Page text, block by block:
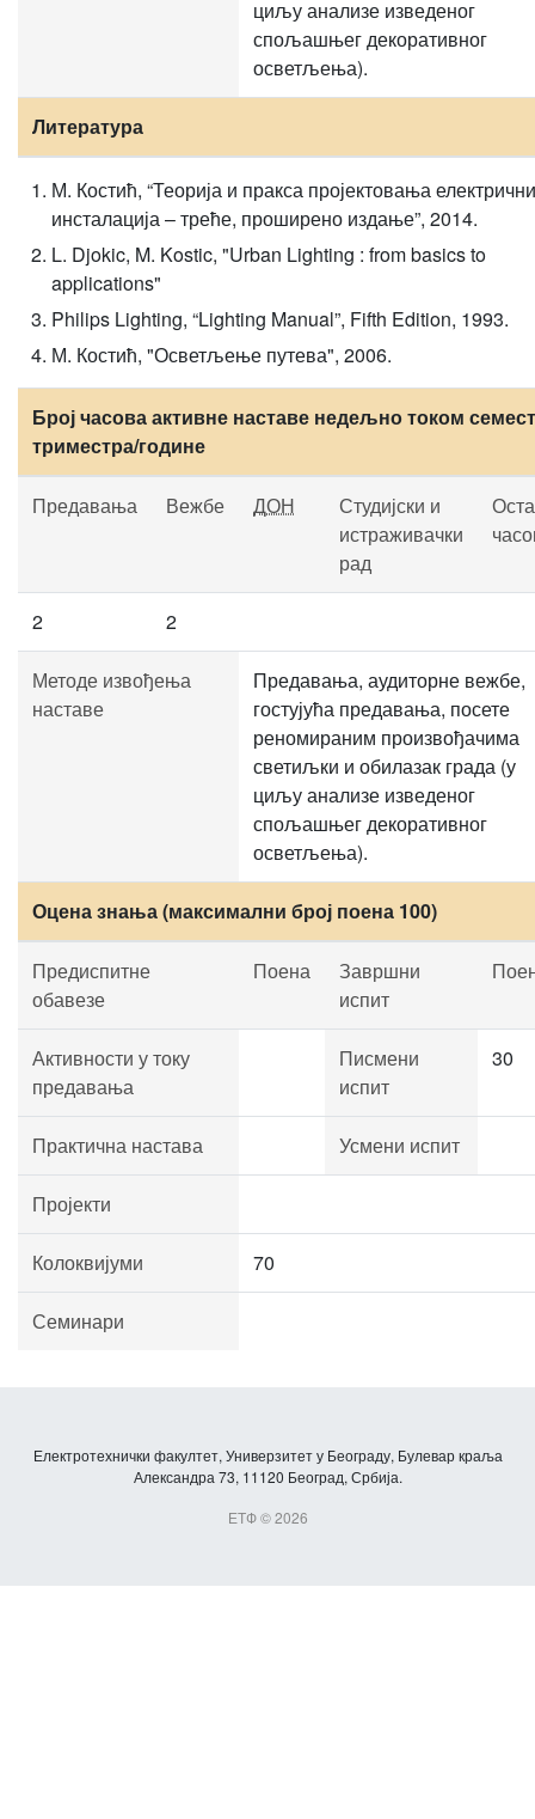
циљу анализе изведеног
спољашњег декоративног
осветљења).
Литература
М. Костић, “Теорија и пракса пројектовања
инсталација – треће, проширено издање”, 2014.
L. Djokic, M. Kostic, "Urban Lighting : from basics to
applications"
Philips Lighting, “Lighting Manual”, Fifth Edition, 1993.
М. Костић, "Осветљење путева", 2006.
Број часова активне наставе недељно током
триместра/године
Предавања Вежбе ДОН
Студијски и
истраживачки
рад
2 2
Методе извођења
наставе
Предавања, аудиторне вежбе,
гостујућа предавања, посете
реномираним произвођачима
светиљки и обилазак града (у
циљу анализе изведеног
спољашњег декоративног
осветљења).
Оцена знања (максимални број поена 100)
Предиспитне
обавезе
Поена
Завршни
испит
Активности у току
предавања
Писмени
испит
30
Практична настава Усмени испит
Пројекти
Колоквијуми 70
Семинари
Електротехнички факултет, Универзитет у Београду, Булевар краља
Александра 73, 11120 Београд, Србија.
ЕТФ © 2026